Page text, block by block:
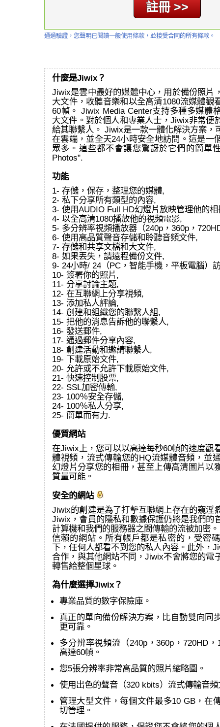
通過驗證，您聲明已閱讀一般使用條款，並接受合同的所有條款。
什麼是Jiwix？
Jiwix是雲中最好的媒體中心，用於備份照片
大文件，收聽音樂和以全高清1080流媒體觀
60幀。 Jiwix Media Center支持多種多媒體
大文件。對於個人和專業人士，Jiwix非常便
給其聯繫人。 Jiwix是一款一體化解決方案，
在雲端，並全天24小時安全地訪問。這是一
眾多。這些都不會讓您驚訝於它們的簡單
Photos".
功能
1- 存儲，保存，整理您的媒體,
2- 私下分享所有類型的內容,
3- 使用AUDIO Full HD幻燈片放映管理他的相
4- 以全高清1080播放他的視頻電影,
5- 多分辨率視頻播放器（240p，360p，
6- 使用高品質聲音存儲和聆聽音頻文件,
7- 存儲和共享文檔和大文件,
8- 如果丟失，請遠程備份文件,
9- 24小時/ 24（PC，智能手機，平板電腦）
10- 簽署你的照片,
11- 分享討論主題,
12- 在互聯網上分享視頻,
13- 添加私人評論,
14- 創建和組織您的聯繫人組,
15- 把他的消息告訴他的聯繫人,
16- 發送郵件,
17- 通過郵件分享內容,
18- 創建活動和邀請聯繫人,
19- 下載原始文件,
20- 允許或不允許下載原始文件,
21- 快速控制股票,
22- SSL加密傳輸,
23- 100％安全存儲,
24- 100％私人分享,
25- 簡單而有力.
優質網站
在Jiwix上，您可以以高達每秒60幀的速度觀
體視頻，流式傳輸您的HQ流媒體音頻，並
幻燈片分享您的相冊，甚至上傳高清圖片以
質量可能。
安全的網站
Jiwix的創建是為了打擊互聯網上存在的窺淫
Jiwix，會員的隱私和數據保護仍將是我們的
計算機和我們的服務器之間傳輸的流被加密
信賴的網站。所有帳戶都是私密的，受密
下，任何人都看不到您的私人內容。此外，
合作，與其他網站不同，Jiwix不會將您的電
轉售給整個星球。
為什麼選擇Jiwix？
專業品質的數字保險庫。
真正的單向備份解決方案，比自動雙向同
更可靠。
多分辨率視頻流（240p，360p，720HD
高達60幀。
您5張分辨率非常高品質的照片縮略圖。
使用出色的聲音（320 kbits）流式傳輸音
管理大型文件，每個文件最多10 GB，在
切管理。